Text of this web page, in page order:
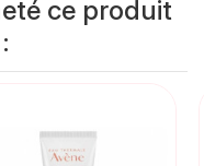
ce produit